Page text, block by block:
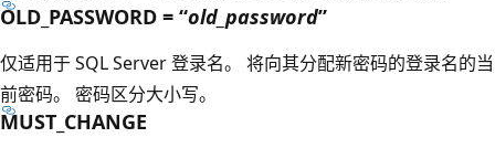
OLD_PASSWORD = “old_password”
仅适用于 SQL Server 登录名。 将向其分配新密码的登录名的当
前密码。 密码区分大小写。
MUST_CHANGE